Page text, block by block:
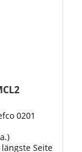
0201
Seite